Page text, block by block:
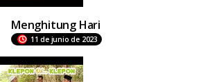
Menghitung Hari
11 de junio de 2023